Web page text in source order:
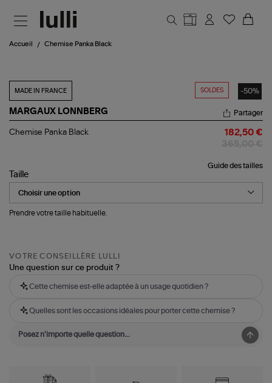
Accueil Chemise Panka Black
SOLDES -50%
MADE IN FRANCE
MARGAUX LONNBERG
Chemise
Partager
Chemise Panka Black 182,50 €
Guide des tailles
Taille
Prendre votre taille habituelle.
VOTRE CONSEILLÈRE LULLI
Une question sur ce produit ?
Cette chemise est-elle adaptée à un usage quotidien ?
Quelles sont les occasions idéales pour porter cette chemise ?